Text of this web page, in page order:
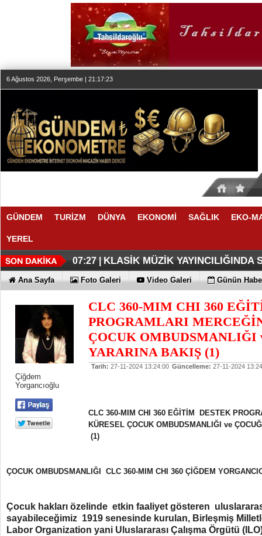
6 Ağustos 2026, Perşembe | 21:17:24
GÜNDEM TURİZM DÜNYA EKONOMİ SAĞLIK EKO-
YEREL
20:24 |SESİN HAFIZASI ANKARA'DA
20:19 |FAIRMONT QUASAR
07:27 | KLASİK MÜZİK YAYINCILIĞINDA
07:17 |DÜZENLEMEYİ
07:12 |ERKEN TEŞHİS FITIKTA DA
06:33 |KAYIP RAKAMLARI BİLE
06:28 |EN İYİLER DEĞİL EN UYGUNLAR
06:23 |KOÇ GİBİ YATIRIM YAPTILAR
06:17 |DÖRT ŞİRKET DAHA!!!
06:13 |FUJİTSU'DAN YENİ RENK
Ana Sayfa Foto Galeri Video Galeri Günün
Çiğdem
Yorgancıoğlu
CLC 360-MIM CHI 360
PROGRAMLARI
ÇOCUK OMBUDSMANLIĞI
YARARINA BAKIŞ (1)
Tarih: 27-11-2024 13:24:00 Güncelleme: 27-11-2024
CLC 360-MIM CHI 360 EĞİTİM DESTEK
KÜRESEL ÇOCUK OMBUDSMANLIĞI ve
(1)
ÇOCUK OMBUDSMANLIĞI CLC 360-MIM CHI 360 ÇİĞDEM
Çocuk hakları özelinde etkin faaliyet gösteren
sayabileceğimiz 1919 senesinde kurulan, Birleşmiş
Labor Organization yani Uluslararası Çalışma Örgütü